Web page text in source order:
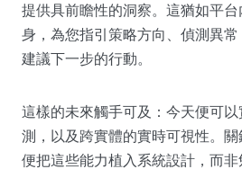
提供具前瞻性的洞察。這猶如平
身，為您指引策略方向、偵測異
建議下一步的行動。
這樣的未來觸手可及：今天便可
測，以及跨實體的實時可視性。
便把這些能力植入系統設計，而非